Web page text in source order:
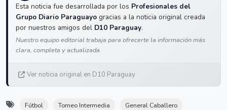
Esta noticia fue desarrollada por los Profesionales del
Grupo Diario Paraguayo gracias a la noticia original creada
por nuestros amigos del D10 Paraguay.
Nuestro equipo editorial trabaja para ofrecerte la información más
clara, completa y actualizada.
Ver noticia original en D10 Paraguay
Fútbol Torneo Intermedia
General Caballero